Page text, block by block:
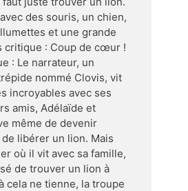
des souris, un chien,
et une grande
critique : Coup de cœur !
: Le narrateur, un
nommé Clovis, vit
incroyables avec ses
amis, Adélaïde et
même de devenir
libérer un lion. Mais
où il vit avec sa famille,
de trouver un lion à
cela ne tienne, la troupe